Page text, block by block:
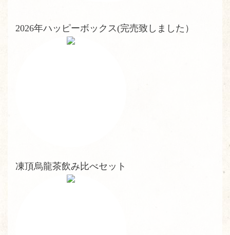
2026年ハッピーボックス(完売致しました）
凍頂烏龍茶飲み比べセット